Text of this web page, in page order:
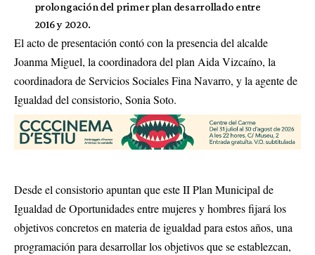
prolongación del primer plan desarrollado entre
2016 y 2020.
El acto de presentación contó con la presencia del alcalde
Joanma Miguel, la coordinadora del plan Aida Vizcaíno, la
coordinadora de Servicios Sociales Fina Navarro, y la agente de
Igualdad del consistorio, Sonia Soto.
Desde el consistorio apuntan que este II Plan Municipal de
Igualdad de Oportunidades entre mujeres y hombres fijará los
objetivos concretos en materia de igualdad para estos años, una
programación para desarrollar los objetivos que se establezcan,